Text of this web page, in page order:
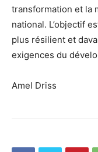
transformation et la
national. L’objectif
plus résilient et
exigences du
Amel Driss